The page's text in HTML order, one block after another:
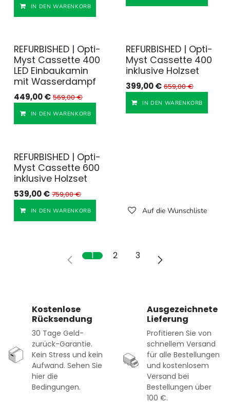
IN DEN WARENKORB Auf die Wunschliste
REFURBISHED | Opti-
Myst Cassette 400
LED Einbaukamin
mit Wasserdampf
449,00€ 569,00€
IN DEN WARENKORB Auf die Wunschliste
Generalüberholt
REFURBISHED | Opti-
Myst Cassette 400
inklusive Holzset
399,00€ 659,00€
IN DEN WARENKORB
Generalüberholt
REFURBISHED | Opti-
Myst Cassette 600
inklusive Holzset
539,00€ 759,00€
IN DEN WARENKORB Auf die Wunschliste
1 2 3
Kostenlose
Rücksendung
30 Tage Geld-
zurück-Garantie.
Kein Stress und kein
Aufwand. Sehen Sie
hier die
Bedingungen.
Ausgezeichnete
Lieferung
Profitieren Sie von
schnellem Versand
für alle Bestellungen
und kostenlosem
Versand bei
Bestellungen über
100 €.